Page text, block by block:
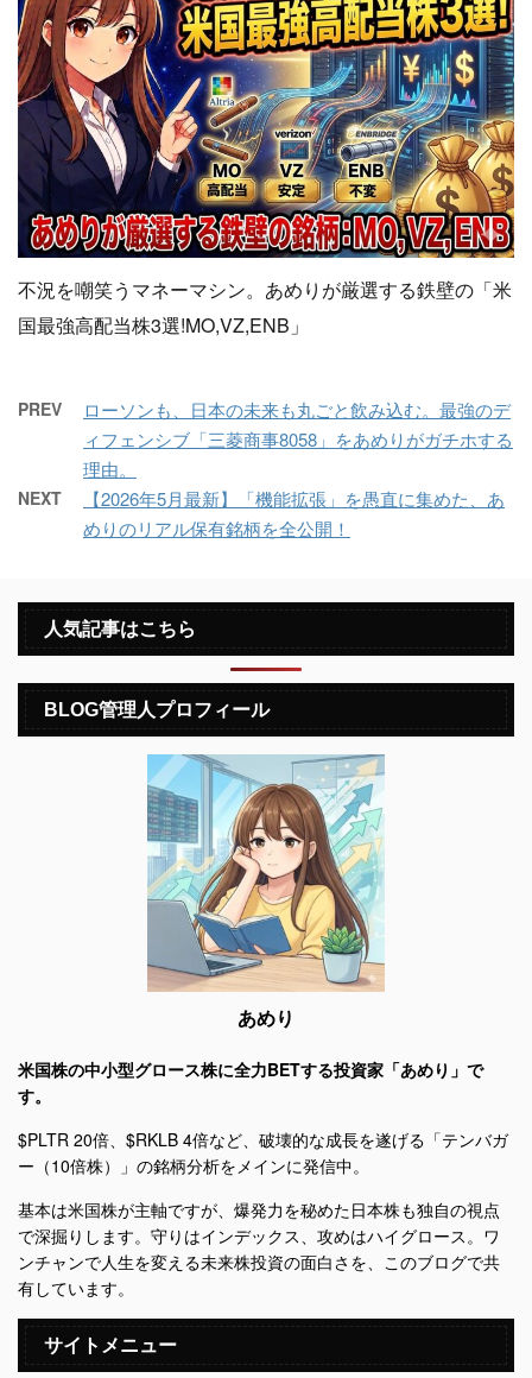
不況を嘲笑うマネーマシン。あめりが厳選する鉄壁の「米
国最強高配当株3選!MO,VZ,ENB」
PREV
ローソンも、日本の未来も丸ごと飲み込む。最強のデ
ィフェンシブ「三菱商事8058」をあめりがガチホする
理由。
NEXT
【2026年5月最新】「機能拡張」を愚直に集めた、あ
めりのリアル保有銘柄を全公開！
人気記事はこちら
BLOG管理人プロフィール
あめり
米国株の中小型グロース株に全力BETする投資家「あめり」で
す。
$PLTR 20倍、$RKLB 4倍など、破壊的な成長を遂げる「テンバガ
ー（10倍株）」の銘柄分析をメインに発信中。
基本は米国株が主軸ですが、爆発力を秘めた日本株も独自の視点
で深掘りします。守りはインデックス、攻めはハイグロース。ワ
ンチャンで人生を変える未来株投資の面白さを、このブログで共
有しています。
サイトメニュー